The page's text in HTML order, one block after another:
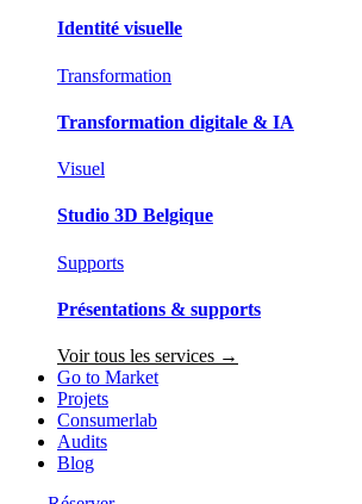
Identité visuelle
Transformation
Transformation digitale & IA
Visuel
Studio 3D Belgique
Supports
Présentations & supports
Voir tous les services →
Go to Market
Projets
Consumerlab
Audits
Blog